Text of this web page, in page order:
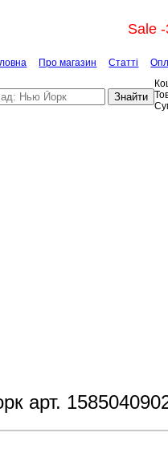
Sale
Про магазин Статті
Знайти
арт.